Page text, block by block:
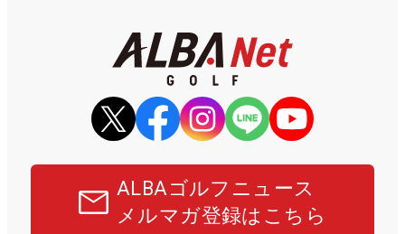
ALBAゴルフニュース
メルマガ登録はこちら